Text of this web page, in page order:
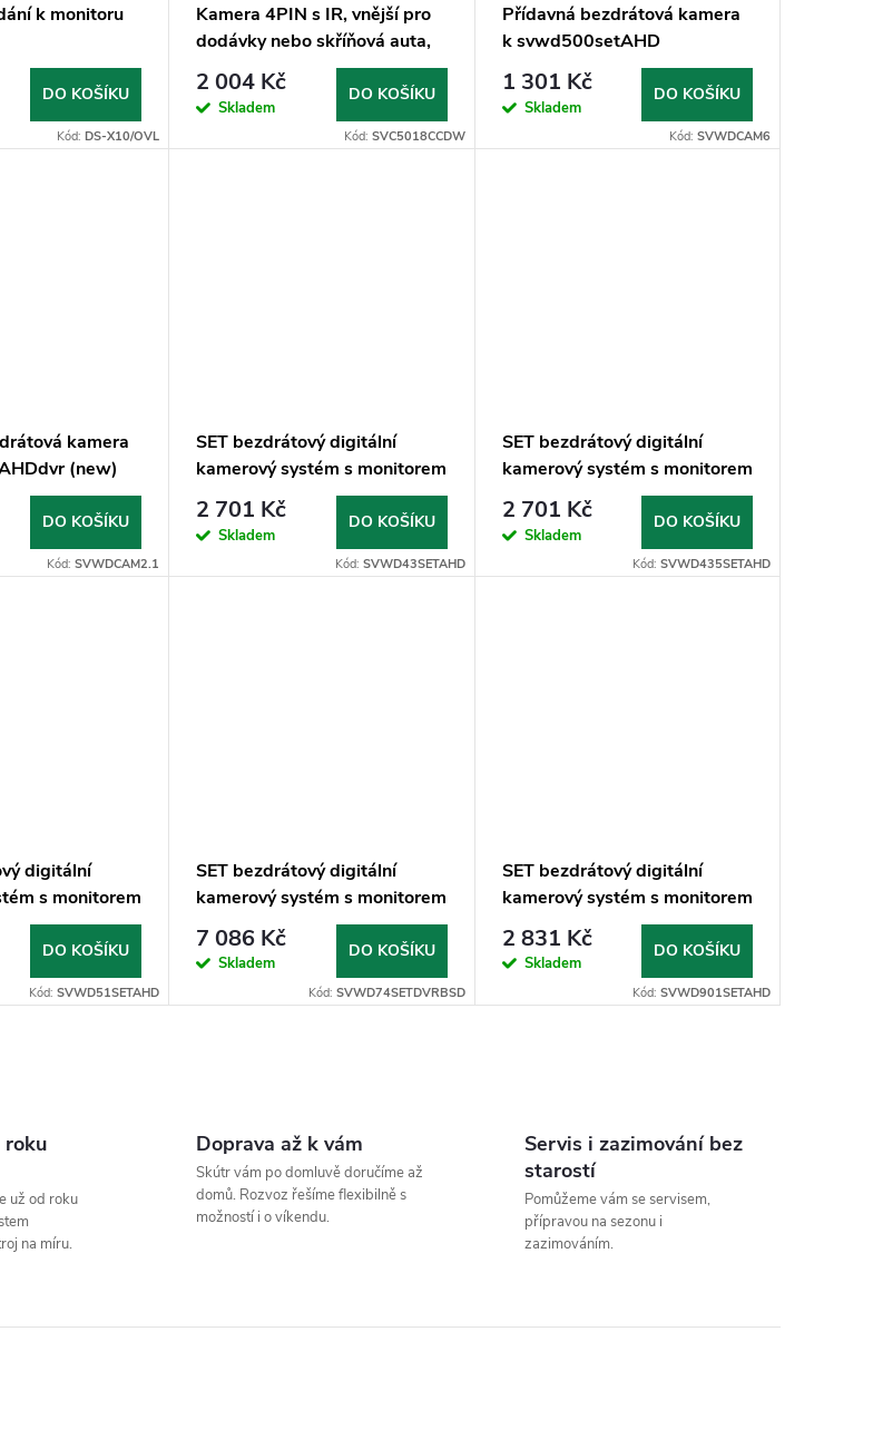
k monitoru
DO KOŠÍKU
Kód:DS-X10/OVL
Kamera 4PIN s IR, vnější pro
dodávky nebo skříňová auta,
bílá
2 004 Kč
Skladem
DO KOŠÍKU
Kód: SVC5018CCDW
Přídavná bezdrátová kamera
k svwd500setAHD
1 301 Kč
Skladem
DO KOŠÍKU
Kód: SVWDCAM6
kamera
(new)
DO KOŠÍKU
Kód:SVWDCAM2.1
SET bezdrátový digitální
kamerový systém s monitorem
4,3" AHD
2 701 Kč
Skladem
DO KOŠÍKU
Kód: SVWD43SETAHD
SET bezdrátový digitální
kamerový systém s monitorem
4,3" AHD
2 701 Kč
Skladem
DO KOŠÍKU
Kód: SVWD435SETAHD
digitální
s monitorem
DO KOŠÍKU
Kód:SVWD51SETAHD
SET bezdrátový digitální
kamerový systém s monitorem
7" AHD, 4CH, DVR, BSD
7 086 Kč
Skladem
DO KOŠÍKU
Kód: SVWD74SETDVRBSD
SET bezdrátový digitální
kamerový systém s monitorem
9" AHD na zrcátko
2 831 Kč
Skladem
DO KOŠÍKU
Kód: SVWD901SETAHD
roku
už od roku
na míru.
Doprava až k vám
Skútr vám po domluvě doručíme až
domů. Rozvoz řešíme flexibilně s
možností i o víkendu.
Servis i zazimování bez
starostí
Pomůžeme vám se servisem,
přípravou na sezonu i
zazimováním.